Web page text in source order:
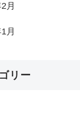
月
月
リー